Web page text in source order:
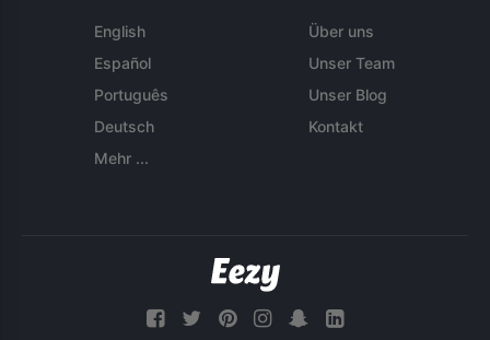
English
Español
Português
Deutsch
Mehr ...
Über uns
Unser Team
Unser Blog
Kontakt